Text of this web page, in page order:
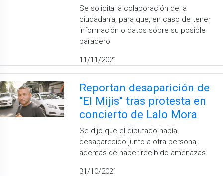
Se solicita la colaboración de la
ciudadanía, para que, en caso de tener
información o datos sobre su posible
paradero
11/11/2021
Reportan desaparición de
''El Mijis'' tras protesta en
concierto de Lalo Mora
Se dijo que el diputado había
desaparecido junto a otra persona,
además de haber recibido amenazas
31/10/2021